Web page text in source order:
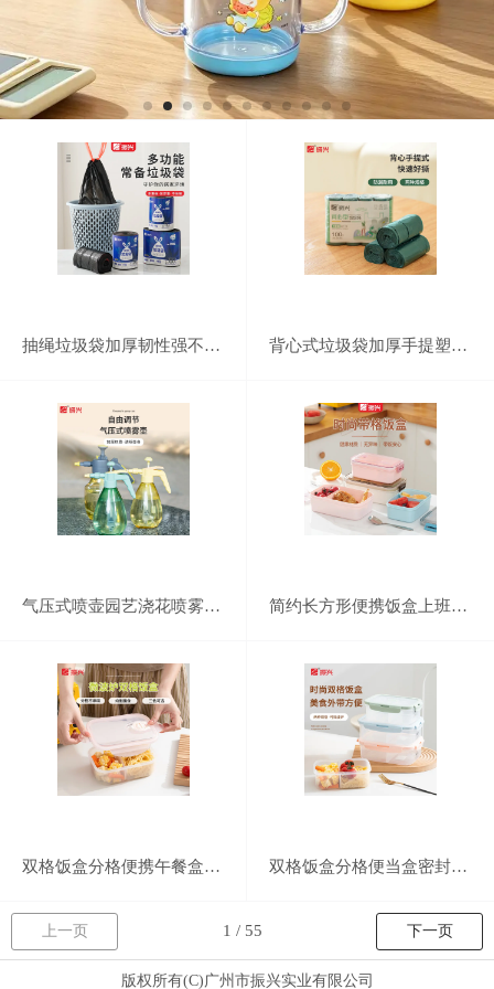
抽绳垃圾袋加厚韧性强不易破厨房湿垃圾自动收口手提式垃圾收纳袋 背心式垃圾袋加厚手提塑料袋家用厨房大号垃圾收纳袋一次性手提垃圾袋
气压式喷壶园艺浇花喷雾器家用消毒清洁加压喷水壶大容量洒水喷壶 简约长方形便携饭盒上班族健身减脂分格饭盒密封防漏冷藏保鲜便当盒
双格饭盒分格便携午餐盒学生上班族密封分隔便当盒 双格饭盒分格便当盒密封防漏可微波炉加热学生上班族便携午餐盒
上一页 下一页
版权所有(C)广州市振兴实业有限公司